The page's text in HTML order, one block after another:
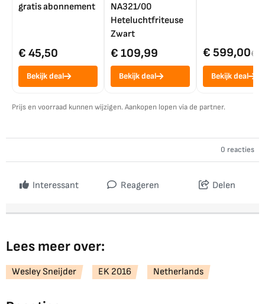
gratis abonnement
€ 45,50
Bekijk deal
NA321/00
Heteluchtfriteuse
Zwart
€ 109,99
Bekijk deal
€ 599,00€
Bekijk deal
Prijs en voorraad kunnen wijzigen. Aankopen lopen via de partner.
0 reacties
Interessant Reageren Delen
Lees meer over:
Wesley Sneijder EK 2016 Netherlands